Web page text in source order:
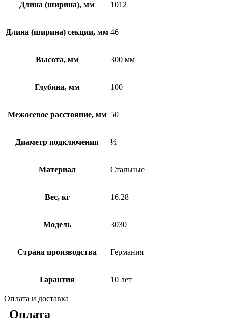
Длина (ширина), мм 1012
Длина (ширина) секции, мм 46
Высота, мм 300 мм
Глубина, мм 100
Межосевое расстояние, мм 50
Диаметр подключения ½
Материал Стальные
Вес, кг 16.28
Модель 3030
Страна производства Германия
Гарантия 10 лет
Оплата и доставка
Оплата